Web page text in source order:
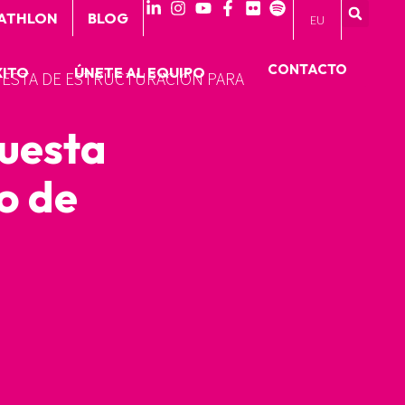
BLOG EU
ÚNETE AL EQUIPO CONTACTO
DE ESTRUCTURACIÓN PARA EL
de